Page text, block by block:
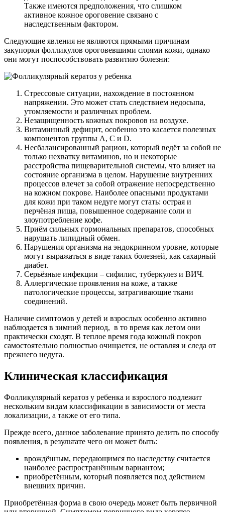
Также имеются предположения, что слишком
активное кожное ороговение связано с
наследственным фактором.
Следующие явления не являются прямыми причинам
закупорки фолликулов ороговевшими слоями кожи, однако
они могут поспособствовать развитию болезни:
Стрессовые ситуации, нахождение в постоянном
напряжении. Это может стать следствием недосыпа,
утомляемости и различных проблем.
Незащищенность кожных покровов на воздухе.
Витаминный дефицит, особенно это касается полезных
компонентов группы А, С и D.
Несбалансированный рацион, который ведёт за собой не
только нехватку витаминов, но и некоторые
расстройства пищеварительной системы, что влияет на
состояние организма в целом. Нарушение внутренних
процессов влечет за собой отражение непосредственно
на кожном покрове. Наиболее опасными продуктами
для кожи при таком недуге могут стать: острая и
перчёная пища, повышенное содержание соли и
злоупотребление кофе.
Приём сильных гормональных препаратов, способных
нарушать липидный обмен.
Нарушения организма на эндокринном уровне, которые
могут выражаться в виде таких болезней, как сахарный
диабет.
Серьёзные инфекции – сифилис, туберкулез и ВИЧ.
Аллергические проявления на коже, а также
патологические процессы, затрагивающие ткани
соединений.
Наличие симптомов у детей и взрослых особенно активно
наблюдается в зимний период, в то время как летом они
практически сходят. В теплое время года кожный покров
самостоятельно полностью очищается, не оставляя и следа от
прежнего недуга.
Клиническая классификация
Фолликулярный кератоз у ребенка и взрослого подлежит
нескольким видам классификации в зависимости от места
локализации, а также от его типа.
Прежде всего, данное заболевание принято делить по способу
появления, в результате чего он может быть:
врождённым, передающимся по наследству считается
наиболее распространённым вариантом;
приобретённым, который появляется под действием
внешних причин.
Приобретённая форма в свою очередь может быть первичной